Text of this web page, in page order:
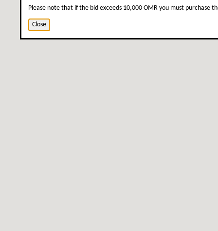
Please note that if the bid exceeds 10,000 OMR you must purchase
Close